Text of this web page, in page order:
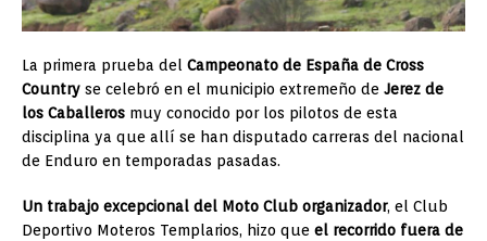
La primera prueba del Campeonato de España de Cross
Country se celebró en el municipio extremeño de Jerez de
los Caballeros muy conocido por los pilotos de esta
disciplina ya que allí se han disputado carreras del nacional
de Enduro en temporadas pasadas.
Un trabajo excepcional del Moto Club organizador, el Club
Deportivo Moteros Templarios, hizo que el recorrido fuera de